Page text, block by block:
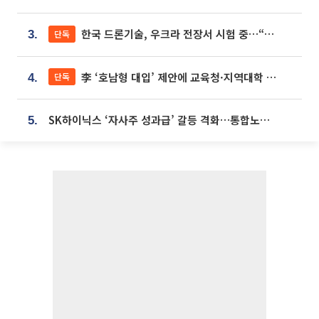
3. 단독 한국 드론기술, 우크라 전장서 시험 중…“스타트업 여러 곳 참여”
4. 단독 李 ‘호남형 대입’ 제안에 교육청·지역대학 서·논술형 입시 연계 '착수'
5. SK하이닉스 ‘자사주 성과급’ 갈등 격화…통합노조 출범 움직임